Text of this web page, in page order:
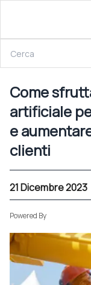
Come
artificiale
e
clienti
21 Dicembre 2023
Powered By